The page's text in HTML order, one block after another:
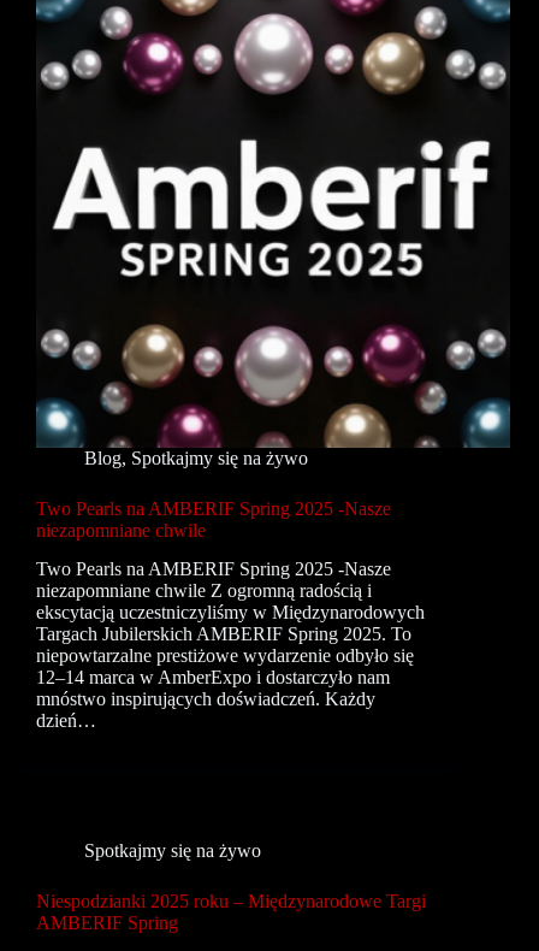
Blog, Spotkajmy się na żywo
Two Pearls na AMBERIF Spring 2025 -Nasze
niezapomniane chwile
Two Pearls na AMBERIF Spring 2025 -Nasze
niezapomniane chwile Z ogromną radością i
ekscytacją uczestniczyliśmy w Międzynarodowych
Targach Jubilerskich AMBERIF Spring 2025. To
niepowtarzalne prestiżowe wydarzenie odbyło się
12–14 marca w AmberExpo i dostarczyło nam
mnóstwo inspirujących doświadczeń. Każdy
dzień…
Spotkajmy się na żywo
Niespodzianki 2025 roku – Międzynarodowe Targi
AMBERIF Spring